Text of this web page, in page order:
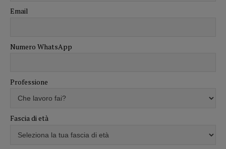
Email
Numero WhatsApp
Professione
Fascia di età